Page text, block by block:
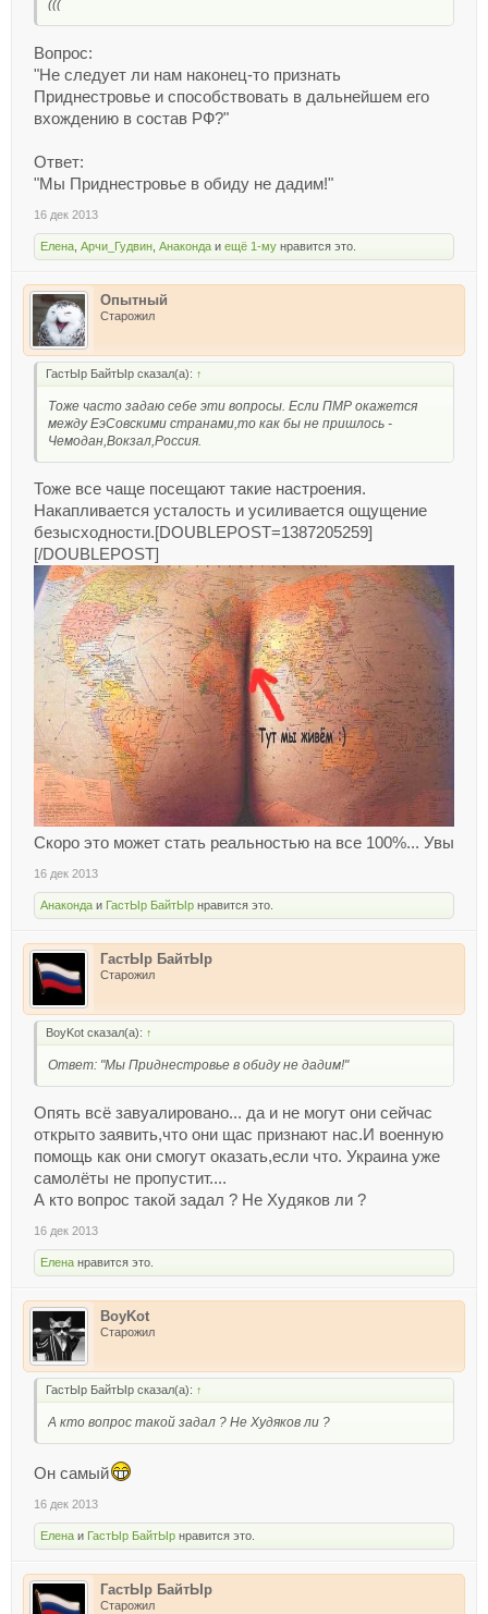
(((
Вопрос:
"Не следует ли нам наконец-то признать
Приднестровье и способствовать в дальнейшем его
вхождению в состав РФ?"
Ответ:
"Мы Приднестровье в обиду не дадим!"
16 дек 2013
Елена Арчи_Гудвин Анаконда и ещё 1-му нравится это.
Опытный
Старожил
ГастЫр БайтЫр сказал(а): ↑
Тоже часто задаю себе эти вопросы. Если ПМР окажется
между ЕэСовскими странами,то как бы не пришлось -
Чемодан,Вокзал,Россия.
Тоже все чаще посещают такие настроения.
Накапливается усталость и усиливается ощущение
безысходности.[DOUBLEPOST=1387205259]
[/DOUBLEPOST]
Скоро это может стать реальностью на все 100%... Увы
16 дек 2013
Анаконда и ГастЫр БайтЫр нравится это.
ГастЫр БайтЫр
Старожил
BoyKot сказал(а): ↑
Ответ: "Мы Приднестровье в обиду не дадим!"
Опять всё завуалировано... да и не могут они сейчас
открыто заявить,что они щас признают нас.И военную
помощь как они смогут оказать,если что. Украина уже
самолёты не пропустит....
А кто вопрос такой задал ? Не Худяков ли ?
16 дек 2013
Елена нравится это.
BoyKot
Старожил
ГастЫр БайтЫр сказал(а): ↑
А кто вопрос такой задал ? Не Худяков ли ?
Он самый
16 дек 2013
Елена и ГастЫр БайтЫр нравится это.
ГастЫр БайтЫр
Старожил